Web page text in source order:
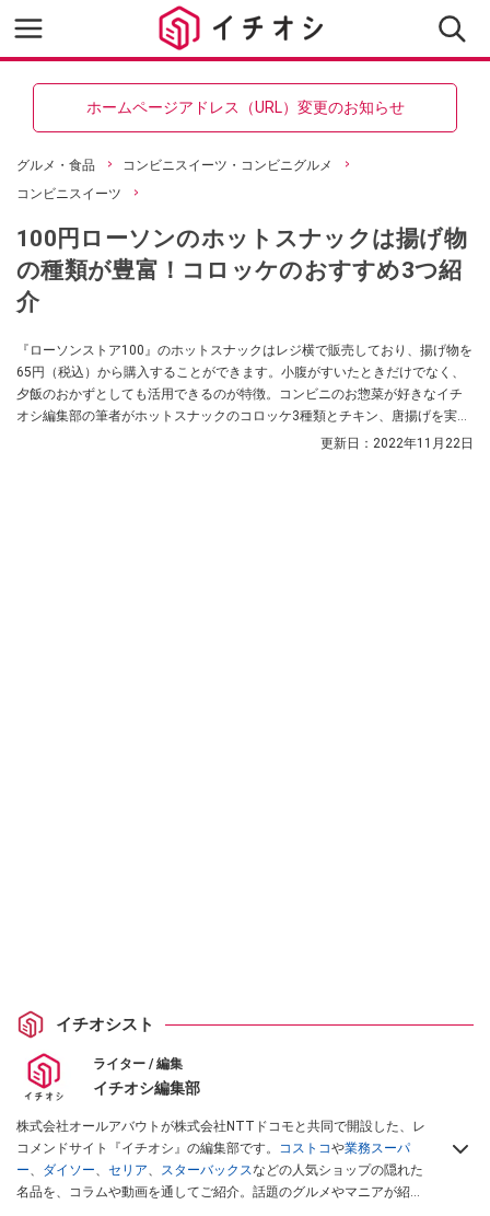
ホームページアドレス（URL）変更のお知らせ
グルメ・食品
コンビニスイーツ・コンビニグルメ
コンビニスイーツ
100円ローソンのホットスナックは揚げ物
の種類が豊富！コロッケのおすすめ3つ紹
介
『ローソンストア100』のホットスナックはレジ横で販売しており、揚げ物を
65円（税込）から購入することができます。小腹がすいたときだけでなく、
夕飯のおかずとしても活用できるのが特徴。コンビニのお惣菜が好きなイチ
オシ編集部の筆者がホットスナックのコロッケ3種類とチキン、唐揚げを実食
更新日： 2022年11月22日
イチオシスト
ライター / 編集
イチオシ編集部
株式会社オールアバウトが株式会社NTTドコモと共同で開設した、レ
コメンドサイト『イチオシ』の編集部です。 コストコや業務スーパ
ー、 ダイソー、 セリア、 スターバックスなどの人気ショップの隠れた
名品を、コラムや動画を通してご紹介。話題のグルメやマニアが紹介